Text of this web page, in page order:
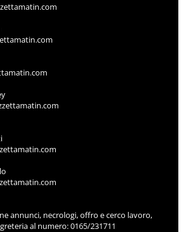
annunci, necrologi, offro e cerco lavoro,
al numero: 0165/231711